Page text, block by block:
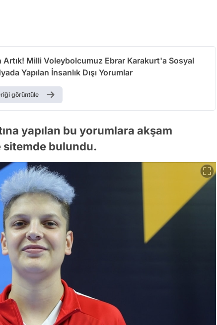
Artık! Milli Voleybolcumuz Ebrar Karakurt'a Sosyal
Yapılan İnsanlık Dışı Yorumlar
görüntüle
yapılan bu yorumlara akşam
sitemde bulundu.